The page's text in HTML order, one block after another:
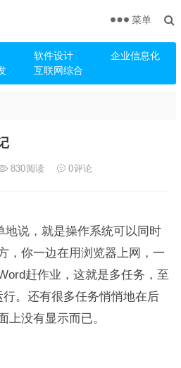
软件设计
企业信息化
互联网综合
菜单
830阅读 0评论
地说，就是操作系统可以同时
，你一边在用浏览器上网，一
赶作业，这就是多任务，至
。还有很多任务悄悄地在后
上没有显示而已。